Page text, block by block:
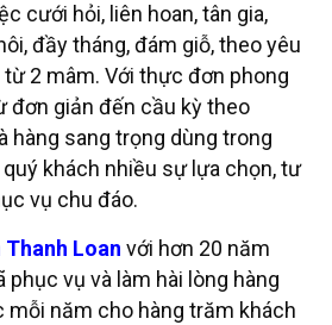
cưới hỏi, liên hoan, tân gia,
đầy tháng, đám giỗ, theo yêu
2 mâm. Với thực đơn phong
đơn giản đến cầu kỳ theo
hàng sang trọng dùng trong
khách nhiều sự lựa chọn, tư
vụ chu đáo.
Thanh Loan với hơn 20 năm
phục vụ và làm hài lòng hàng
mỗi năm cho hàng trăm khách